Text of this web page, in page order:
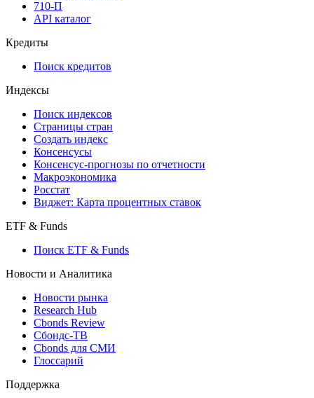
API
API and Data Feed
API каталог
Кредиты
Поиск кредитов
Индексы
Поиск индексов
Страницы стран
Создать индекс
Консенсусы
Консенсус-прогнозы по отчетности
Макроэкономика
Виджет: Карта процентных ставок
ETF & Funds
Поиск ETF & Funds
Новости и Аналитика
Новости рынка
Research Hub
Cbonds Review
Сбондс-ТВ